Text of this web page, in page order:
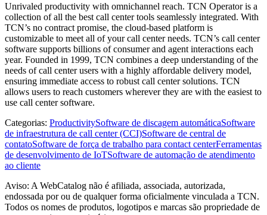
Unrivaled productivity with omnichannel reach. TCN Operator is a
collection of all the best call center tools seamlessly integrated. With
TCN’s no contract promise, the cloud-based platform is
customizable to meet all of your call center needs. TCN’s call center
software supports billions of consumer and agent interactions each
year. Founded in 1999, TCN combines a deep understanding of the
needs of call center users with a highly affordable delivery model,
ensuring immediate access to robust call center solutions. TCN
allows users to reach customers wherever they are with the easiest to
use call center software.
Categorias: ProductivitySoftware de discagem automáticaSoftware
de infraestrutura de call center (CCI)Software de central de
contatoSoftware de força de trabalho para contact centerFerramentas
de desenvolvimento de IoTSoftware de automação de atendimento
ao cliente
Aviso: A WebCatalog não é afiliada, associada, autorizada,
endossada por ou de qualquer forma oficialmente vinculada a TCN.
Todos os nomes de produtos, logotipos e marcas são propriedade de